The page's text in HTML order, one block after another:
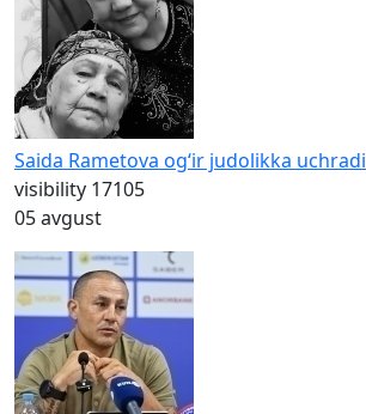
Saida Rametova og‘ir judolikka uchradi
visibility 17105
05 avgust